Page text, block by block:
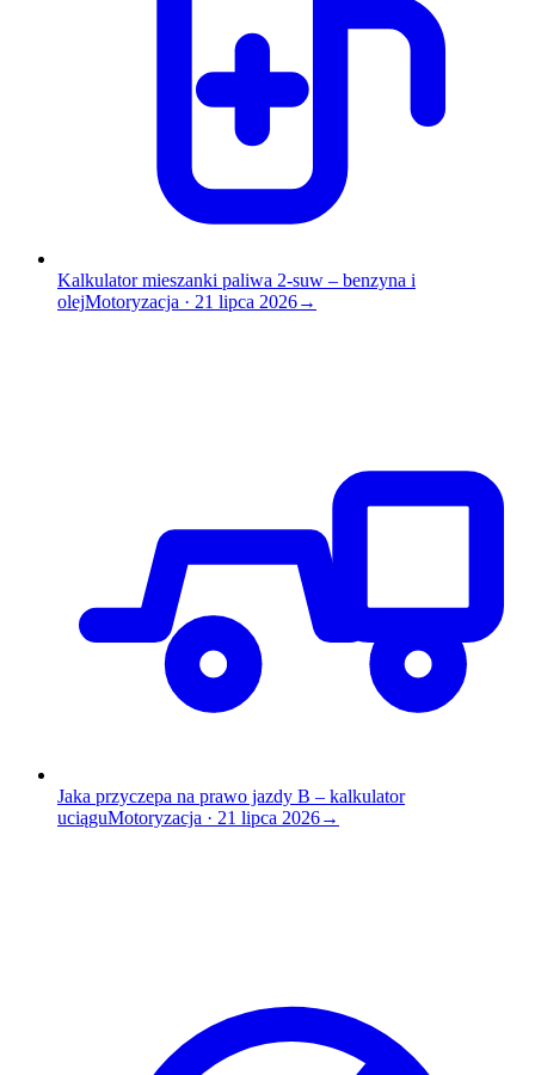
Kalkulator mieszanki paliwa 2-suw – benzyna i
olejMotoryzacja · 21 lipca 2026→
Jaka przyczepa na prawo jazdy B – kalkulator
uciąguMotoryzacja · 21 lipca 2026→